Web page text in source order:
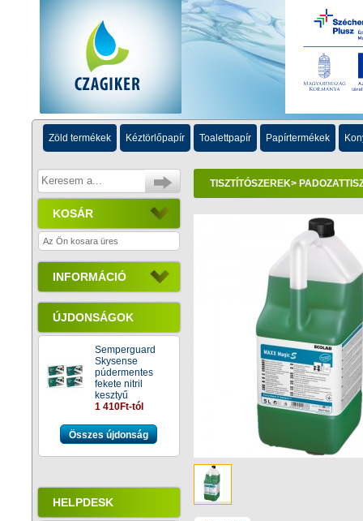
Zöld termékek Kéztörlőpapír Toalettpapír Papírtermékek
KOSÁR
Az Ön kosara üres
INFORMÁCIÓ
ÚJDONSÁGOK
Semperguard
Skysense
púdermentes
fekete nitril
kesztyű
1 410Ft-tól
Összes újdonság
HELPDESK
TISZTÍTÓSZEREK>